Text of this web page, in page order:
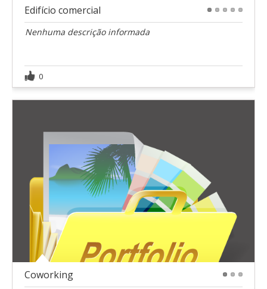
Edifício comercial
Nenhuma descrição informada
0
Coworking